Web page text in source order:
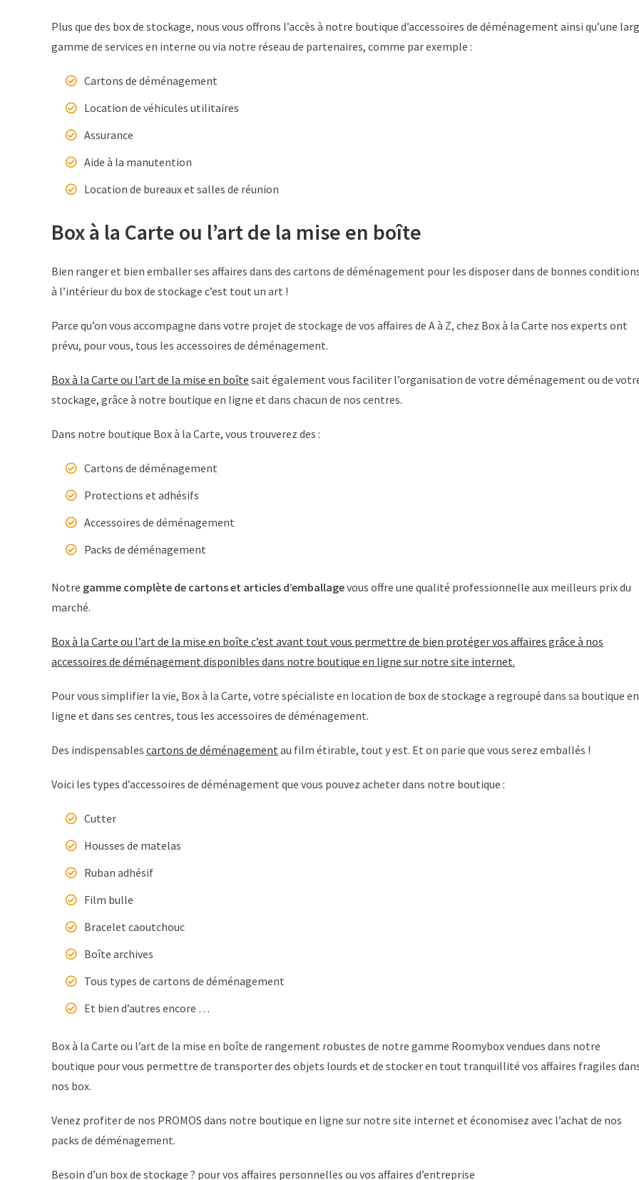
Plus que des box de stockage, nous vous offrons l’accès à notre boutique d’accessoires de déménagement ainsi qu’une
gamme de services en interne ou via notre réseau de partenaires, comme par exemple :
Cartons de déménagement
Location de véhicules utilitaires
Assurance
Aide à la manutention
Location de bureaux et salles de réunion
Box à la Carte ou l’art de la mise en boîte
Bien ranger et bien emballer ses affaires dans des cartons de déménagement pour les disposer dans de bonnes
à l’intérieur du box de stockage c’est tout un art !
Parce qu’on vous accompagne dans votre projet de stockage de vos affaires de A à Z, chez Box à la Carte nos experts ont
prévu, pour vous, tous les accessoires de déménagement.
Box à la Carte ou l’art de la mise en boîte sait également vous faciliter l’organisation de votre déménagement ou de
stockage, grâce à notre boutique en ligne et dans chacun de nos centres.
Dans notre boutique Box à la Carte, vous trouverez des :
Cartons de déménagement
Protections et adhésifs
Accessoires de déménagement
Packs de déménagement
Notre gamme complète de cartons et articles d’emballagevous offre une qualité professionnelle aux meilleurs prix du
marché.
Box à la Carte ou l’art de la mise en boîte c’est avant tout vous permettre de bien protéger vos affaires grâce à nos
accessoires de déménagement disponibles dans notre boutique en ligne sur notre site internet.
Pour vous simplifier la vie, Box à la Carte, votre spécialiste en location de box de stockage a regroupé dans sa boutique en
ligne et dans ses centres, tous les accessoires de déménagement.
Des indispensables cartons de déménagement au film étirable, tout y est. Et on parie que vous serez emballés !
Voici les types d’accessoires de déménagement que vous pouvez acheter dans notre boutique :
Cutter
Housses de matelas
Ruban adhésif
Film bulle
Bracelet caoutchouc
Boîte archives
Tous types de cartons de déménagement
Et bien d’autres encore …
Box à la Carte ou l’art de la mise en boîte de rangement robustes de notre gamme Roomybox vendues dans notre
boutique pour vous permettre de transporter des objets lourds et de stocker en tout tranquillité vos affaires fragiles
nos box.
Venez profiter de nos PROMOS dans notre boutique en ligne sur notre site internet et économisez avec l’achat de nos
packs de déménagement.
Besoin d’un box de stockage ? pour vos affaires personnelles ou vos affaires d’entreprise